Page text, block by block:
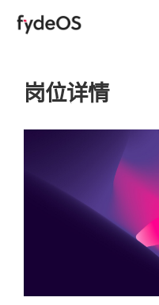
Skip
岗位详情